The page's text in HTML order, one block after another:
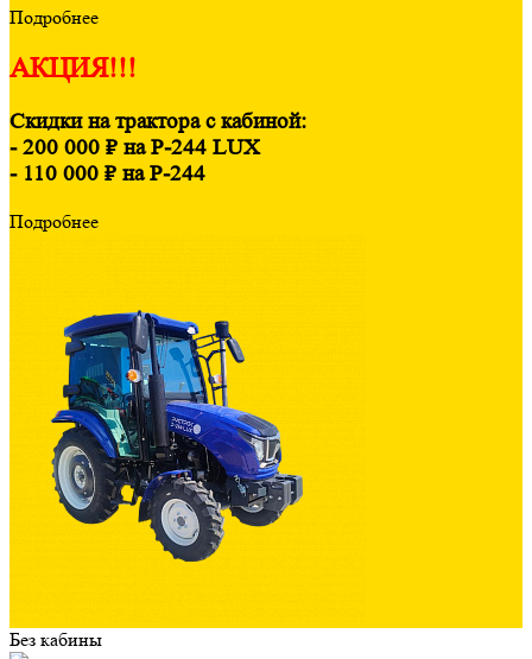
Подробнее
АКЦИЯ!!!
Скидки на трактора с кабиной:
- 200 000 ₽ на Р-244 LUX
- 110 000 ₽ на Р-244
Подробнее
Без кабины